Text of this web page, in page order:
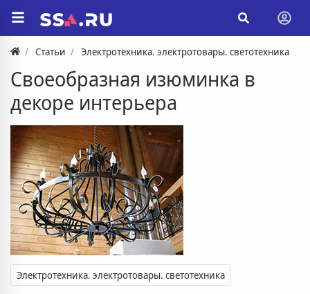
Статьи Электротехника. электротовары. светотехника
Своеобразная изюминка в
декоре интерьера
Электротехника. электротовары. светотехника